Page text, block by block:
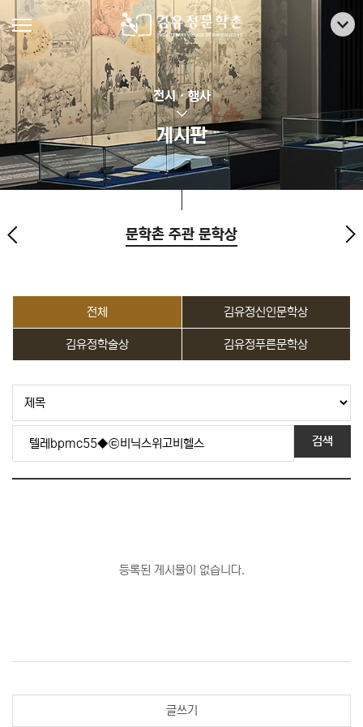
전시 · 행사
게시판
문학촌 주관 문학상
전체 김유정신인문학상
김유정학술상 김유정푸른문학상
검색
등록된 게시물이 없습니다.
글쓰기